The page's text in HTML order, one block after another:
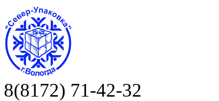
8(8172) 71-42-32